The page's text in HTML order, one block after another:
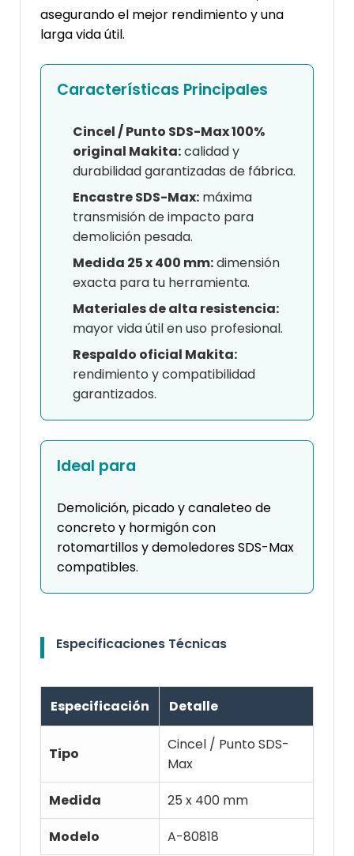
asegurando el mejor rendimiento y una
larga vida útil.
Características Principales
Cincel / Punto SDS-Max 100%
original Makita:calidad y
durabilidad garantizadas de fábrica.
Encastre SDS-Max: máxima
transmisión de impacto para
demolición pesada.
Medida 25 x 400 mm:dimensión
exacta para tu herramienta.
Materiales de alta resistencia:
mayor vida útil en uso profesional.
Respaldo oficial Makita:
rendimiento y compatibilidad
garantizados.
Ideal para
Demolición, picado y canaleteo de
concreto y hormigón con
rotomartillos y demoledores SDS-Max
compatibles.
Especificaciones Técnicas
Especificación Detalle
Tipo
Cincel / Punto SDS-
Max
Medida
25 x 400 mm
Modelo
A-80818